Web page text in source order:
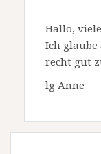
Hallo,
Ich glaube
recht gut
lg Anne